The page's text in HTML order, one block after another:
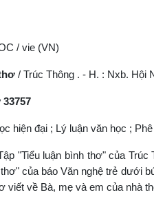
/ vie (VN)
/ Trúc Thông . - H. : Nxb. Hội
33757
hiện đại ; Lý luận văn học ;
"Tiểu luận bình thơ" của
của báo Văn nghệ trẻ dưới
viết về Bà, mẹ và em của nhà